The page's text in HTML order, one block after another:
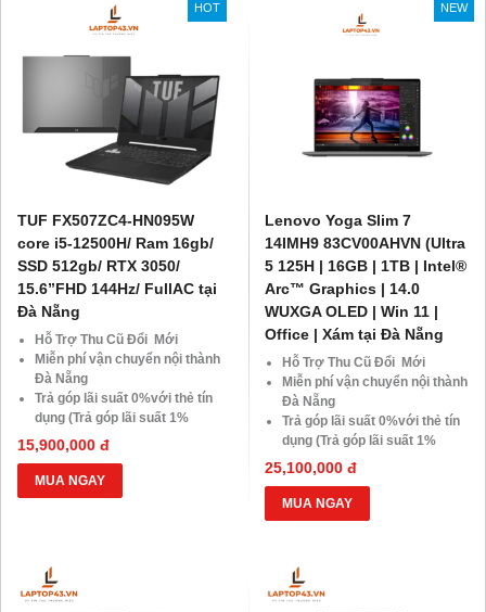
HOT
TUF FX507ZC4-HN095W
core i5-12500H/ Ram 16gb/
SSD 512gb/ RTX 3050/
15.6”FHD 144Hz/ FullAC tại
Đà Nẵng
Hỗ Trợ Thu Cũ Đổi Mới
Miễn phí vận chuyển nội thành
Đà Nẵng
Trả góp lãi suất 0%với thẻ tín
dụng (Trả góp lãi suất 1%
HDsaison - chỉ cần CMND
BLX hoặc hộ khẩu gốc )
Giảm 20%khi nâng cấp Ram-
SSD
Giá 500.000đ
15,900,000 đ
MUA NGAY
NEW
Lenovo Yoga Slim 7
14IMH9 83CV00AHVN (Ultra
5 125H | 16GB | 1TB | Intel®
Arc™ Graphics | 14.0
WUXGA OLED | Win 11 |
Office | Xám tại Đà Nẵng
Hỗ Trợ Thu Cũ Đổi Mới
Miễn phí vận chuyển nội thành
Đà Nẵng
Trả góp lãi suất 0%với thẻ tín
dụng (Trả góp lãi suất 1%
HDsaison - chỉ cần CMND
BLX hoặc hộ khẩu gốc )
Giảm 20%khi nâng cấp Ram-
SSD
10.000 Voucher Giảm
Giá 500.000đ
25,100,000 đ
MUA NGAY